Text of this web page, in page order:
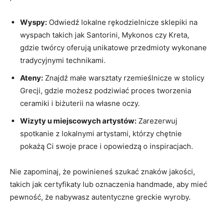
Wyspy: Odwiedź lokalne⁢ rękodzielnicze sklepiki na⁤
wyspach takich jak Santorini, Mykonos czy Kreta,
gdzie⁤ twórcy oferują unikatowe przedmioty wykonane
tradycyjnymi technikami.
Ateny: Znajdź małe warsztaty rzemieślnicze w stolicy
Grecji, gdzie możesz podziwiać proces tworzenia
ceramiki ⁢i biżuterii na własne ⁢oczy.
Wizyty‍ u miejscowych artystów: Zarezerwuj
‍spotkanie z​ lokalnymi‌ artystami, którzy chętnie
‌pokażą Ci⁢ swoje ‍prace i ‌opowiedzą o inspiracjach.
Nie zapominaj, że powinieneś szukać znaków ‌jakości,
takich jak certyfikaty lub oznaczenia handmade, ⁤aby mieć
‌pewność, że nabywasz autentyczne greckie⁤ wyroby.